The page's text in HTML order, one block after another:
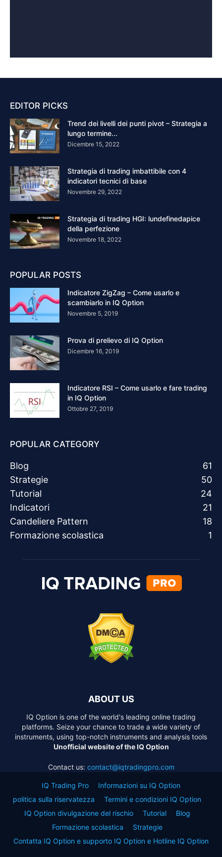
EDITOR PICKS
Trend dei livelli dei punti pivot – Strategia a
lungo termine...
Dicembre 15, 2022
Strategia di trading imbattibile con 4
indicatori tecnici di base
Novembre 29, 2022
Strategia di trading HGI: lundefinedapice
della perfezione
Novembre 18, 2022
POPULAR POSTS
Indicatore ZigZag – Come usarlo e
scambiarlo in IQ Option
Novembre 5, 2019
Prova di prelievo di IQ Option
Dicembre 16, 2019
Indicatore RSI – Come usarlo e fare trading
in IQ Option
Ottobre 27, 2019
POPULAR CATEGORY
Blog
61
Strategie
50
Tutorial
24
Indicatori
21
Candeliere Pattern
18
Formazione scolastica
1
ABOUT US
IQ Option is one of the world's leading online trading
platforms. Seize your chance to trade a wide variety of
instruments, using top-notch instruments and analysis tools
Unofficial website of the IQ Option
Contact us: contact@iqtradingpro.com
IQ Trading Pro
Informazioni su IQ Option
politica sulla riservatezza
Termini e condizioni IQ Option
IQ Option divulgazione del rischio
Tutorial
Blog
Formazione scolastica
Strategie
Contatta IQ Option e supporto IQ Option e Hotline IQ Option